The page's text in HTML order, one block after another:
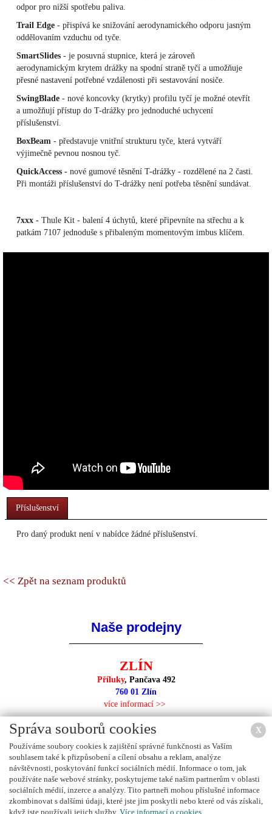
odpor pro nižší spotřebu paliva.
Trail Edge - přispívá ke snižování aerodynamického odporu jasným
oddělovaním vzduchu od tyče.
SmartSlides - je posuvná stupnice, která je zároveň
aerodynamickým krytem drážky na spodní straně tyčí a umožňuje
přesné nastavení potřebné vzdálenosti při sestavování nosiče.
SwingBlade - nové koncovky (krytky) profilu tyčí je možné otevřít
a umožňují přístup do T-drážky pro jednoduché uchycení
příslušenství.
BoxBeam - představuje vnitřní strukturu tyče, která vytváří
výjimečně pevnou nosnou tyč.
QuickAccess -nové gumové těsnění T-drážky - rozdělené na 2 časti.
Při montáži příslušenství do T-drážky není potřeba těsnění sundávat.
7xxx -Thule Kit - balení 4 úchytů, které připevníte na střechu a k
patkám 7107 jednoduše s přibaleným momentovým imbus klíčem.
Příslušenství
Pro daný produkt není v nabídce žádné příslušenství.
<< Zpět na seznam produktů
Naše prodejny
ZLÍN
Příluky, Pančava 492
760 01 Zlín
více informací >>
NEJBLIŽŠÍ PRODEJNA
X
Správa souborů cookies
Používáme soubory cookies k zajištění správné funkčnosti as Vaším
souhlasem také k přizpůsobení a cílení obsahu a reklam, analýze
návštěvnosti, poskytování funkcí sociálních médií. Informace o tom, jak
používáte naše webové stránky, poskytujeme také našim partnerům v oblasti
sociálních médií, inzerce a analýzy. Tito partneři mohou příslušné informace
zkombinovat s dalšími údaji, které jste jim poskytli nebo které od vás získali,
když jste používali jejich služby. Více informací o cookies.